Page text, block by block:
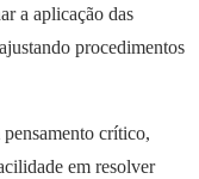
a aplicação das
procedimentos
crítico,
em resolver